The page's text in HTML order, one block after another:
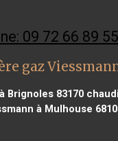
09 72 66 89 55
gaz
Brignoles 83170
à Mulhouse